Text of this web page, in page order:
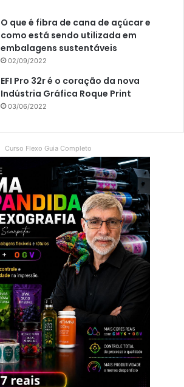
O que é fibra de cana de açúcar e
como está sendo utilizada em
embalagens sustentáveis
02/09/2022
EFI Pro 32r é o coração da nova
Indústria Gráfica Roque Print
03/06/2022
Curso Flexo Guia Completo